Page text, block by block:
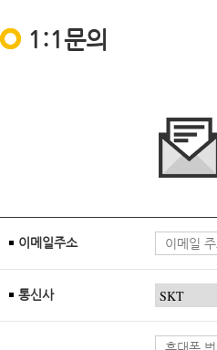
1:1문의
이메일주소
통신사